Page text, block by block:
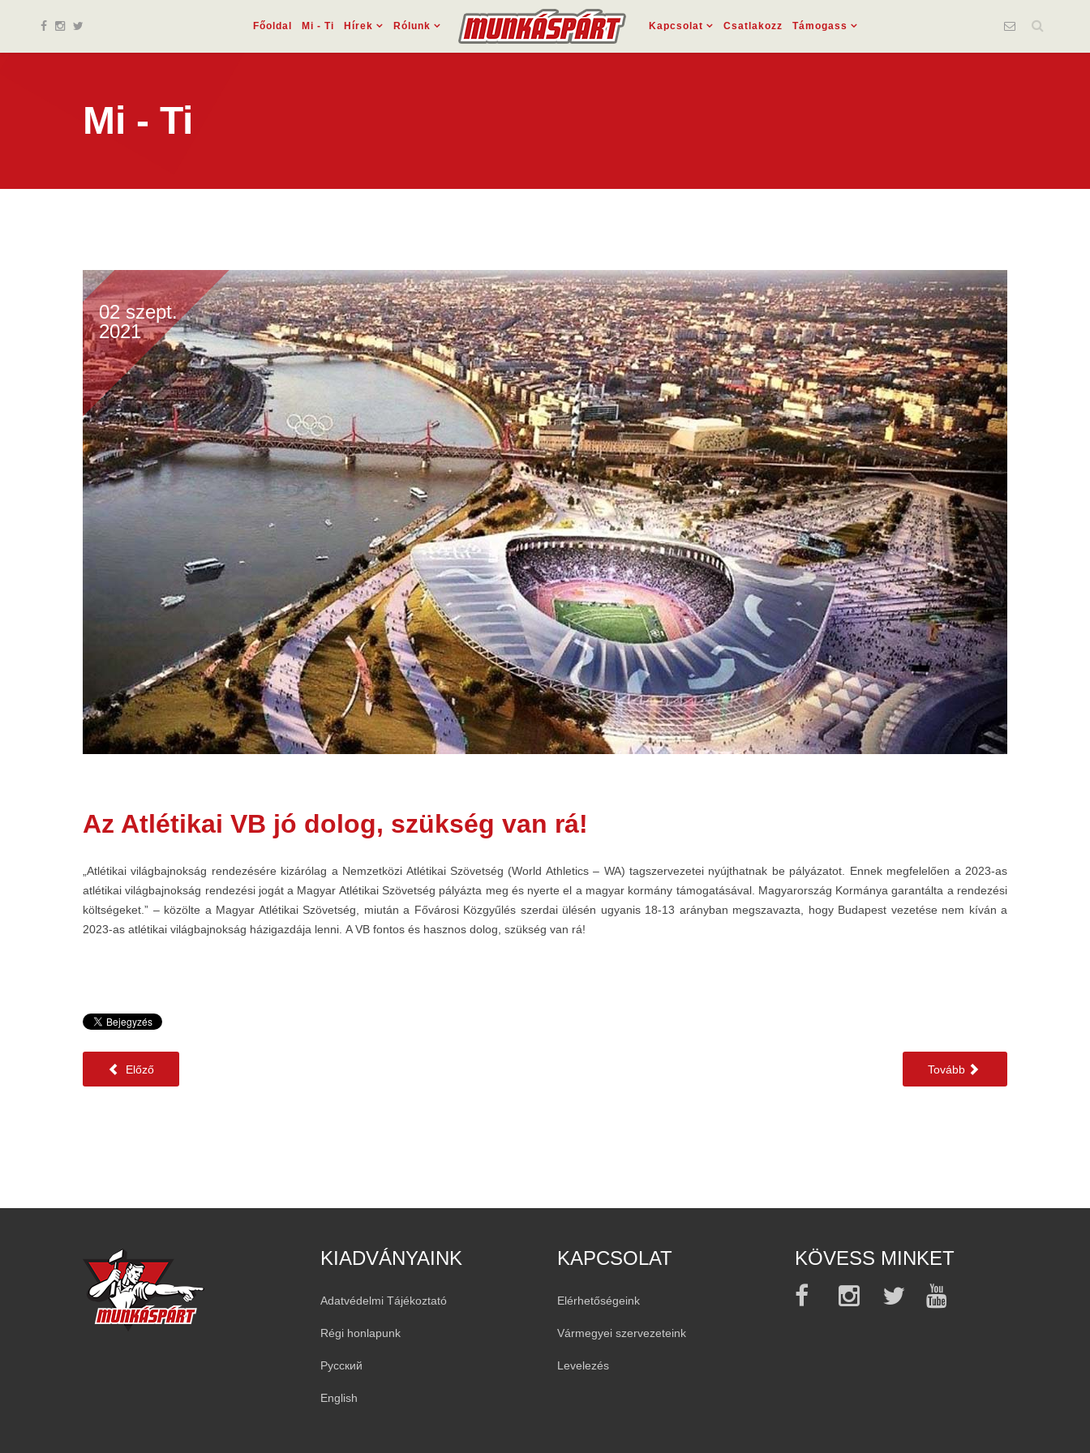
Főoldal Mi - Ti Hírek Rólunk Kapcsolat Csatlakozz Támogass
Mi - Ti
02 szept.
2021
Az Atlétikai VB jó dolog, szükség van rá!
„Atlétikai világbajnokság rendezésére kizárólag a Nemzetközi Atlétikai Szövetség (World Athletics – WA) tagszervezetei nyújthatnak be pályázatot. Ennek megfelelően a 2023-as
atlétikai világbajnokság rendezési jogát a Magyar Atlétikai Szövetség pályázta meg és nyerte el a magyar kormány támogatásával. Magyarország Kormánya garantálta a rendezési
költségeket.” – közölte a Magyar Atlétikai Szövetség, miután a Fővárosi Közgyűlés szerdai ülésén ugyanis 18-13 arányban megszavazta, hogy Budapest vezetése nem kíván a
2023-as atlétikai világbajnokság házigazdája lenni. A VB fontos és hasznos dolog, szükség van rá!
Előző Tovább
KIADVÁNYAINK
Adatvédelmi Tájékoztató
Régi honlapunk
Русский
English
KAPCSOLAT
Elérhetőségeink
Vármegyei szervezeteink
Levelezés
KÖVESS MINKET